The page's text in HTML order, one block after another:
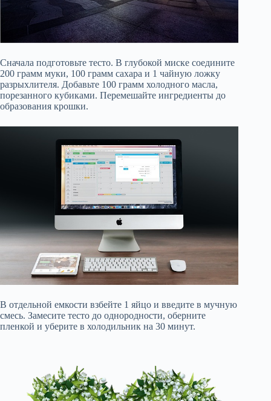
Сначала подготовьте тесто. В глубокой миске соедините
200 грамм муки, 100 грамм сахара и 1 чайную ложку
разрыхлителя. Добавьте 100 грамм холодного масла,
порезанного кубиками. Перемешайте ингредиенты до
образования крошки.
В отдельной емкости взбейте 1 яйцо и введите в мучную
смесь. Замесите тесто до однородности, оберните
пленкой и уберите в холодильник на 30 минут.